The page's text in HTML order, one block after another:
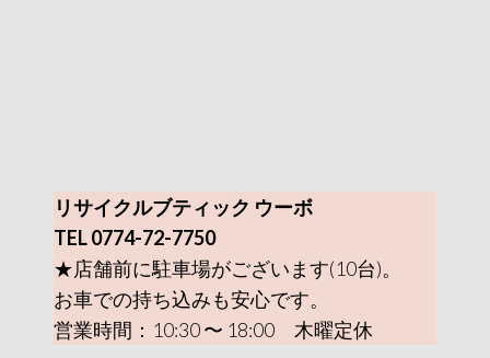
リサイクルブティック ウーボ
TEL 0774-72-7750
★店舗前に駐車場がございます(10台)。
お車での持ち込みも安心です。
営業時間：10:30 〜 18:00 木曜定休